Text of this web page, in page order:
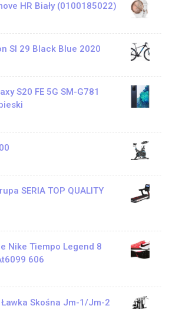
HR Biały (0100185022)
Sl 29 Black Blue 2020
S20 FE 5G SM-G781
SERIA TOP QUALITY
Nike Tiempo Legend 8
606
Skośna Jm-1/Jm-2